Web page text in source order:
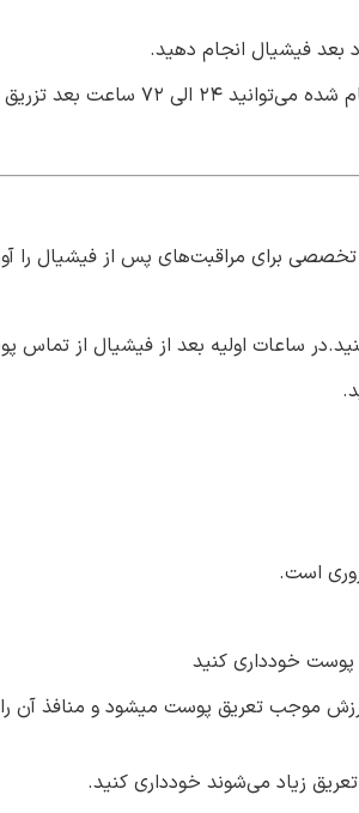
بعد فیشیال انجام دهید.
تان را انجام دهید.
برای مراقبت‌های پس از فیشیال را
ساعات اولیه بعد از فیشیال از تماس
خودداری کنید
موجب تعریق پوست میشود و منافذ آن
زیاد می‌شوند خودداری کنید.